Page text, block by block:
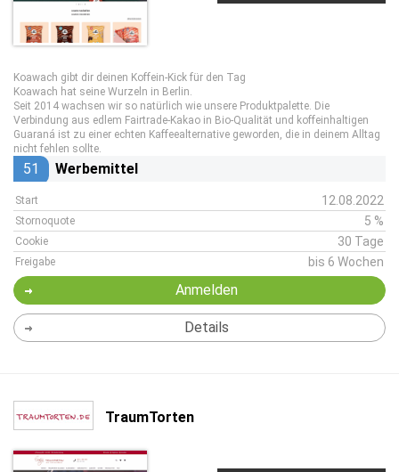
Koawach gibt dir deinen Koffein-Kick für den Tag
Koawach hat seine Wurzeln in Berlin.
Seit 2014 wachsen wir so natürlich wie unsere Produktpalette. Die
Verbindung aus edlem Fairtrade-Kakao in Bio-Qualität und koffeinhaltigen
Guaraná ist zu einer echten Kaffeealternative geworden, die in deinem Alltag
nicht fehlen sollte.
51 Werbemittel
Start 12.08.2022
Stornoquote 5 %
Cookie 30 Tage
Freigabe bis 6 Wochen
Anmelden
Details
TraumTorten